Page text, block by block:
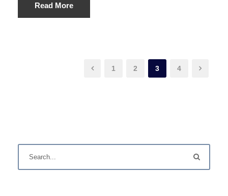
Read More
1 2 3 4